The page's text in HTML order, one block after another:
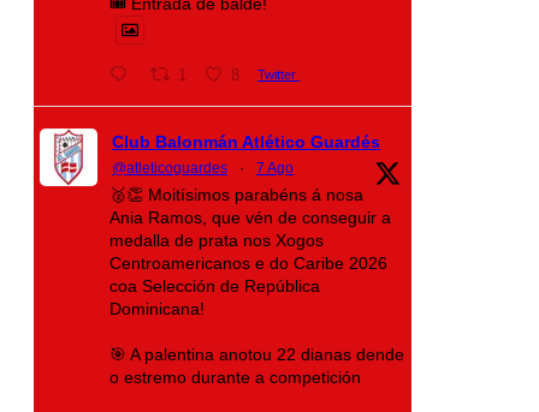
1 8 Twitter
Club Balonmán Atlético Guardés
@atleticoguardes · 7 Ago
🥈👏 Moitísimos parabéns á nosa
Ania Ramos, que vén de conseguir a
medalla de prata nos Xogos
Centroamericanos e do Caribe 2026
coa Selección de República
Dominicana!
🎯 A palentina anotou 22 dianas dende
o estremo durante a competición